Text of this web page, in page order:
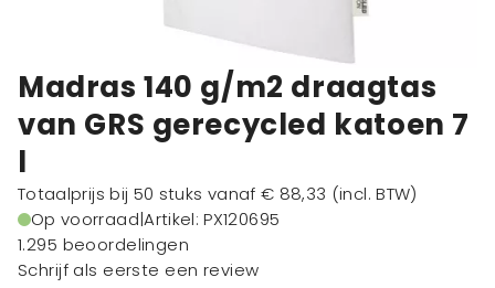
Madras 140 g/m2 draagtas
van GRS gerecycled katoen 7
l
Totaalprijs bij 50 stuks vanaf € 88,33 (incl. BTW)
Op voorraad|Artikel: PX120695
1.295 beoordelingen
Schrijf als eerste een review